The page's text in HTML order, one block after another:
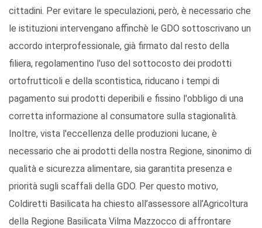
cittadini. Per evitare le speculazioni, però, è necessario che
le istituzioni intervengano affinchè le GDO sottoscrivano un
accordo interprofessionale, già firmato dal resto della
filiera, regolamentino l'uso del sottocosto dei prodotti
ortofrutticoli e della scontistica, riducano i tempi di
pagamento sui prodotti deperibili e fissino l'obbligo di una
corretta informazione al consumatore sulla stagionalità.
Inoltre, vista l'eccellenza delle produzioni lucane, è
necessario che ai prodotti della nostra Regione, sinonimo di
qualità e sicurezza alimentare, sia garantita presenza e
priorità sugli scaffali della GDO. Per questo motivo,
Coldiretti Basilicata ha chiesto all’assessore all’Agricoltura
della Regione Basilicata Vilma Mazzocco di affrontare